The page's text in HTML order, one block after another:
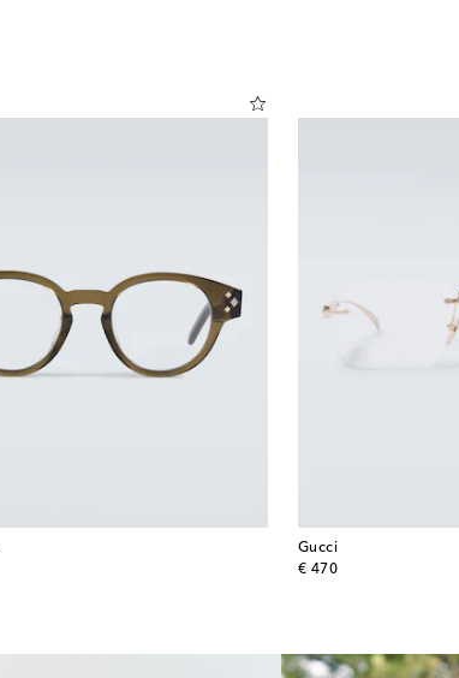
Gucci
€ 470
original price